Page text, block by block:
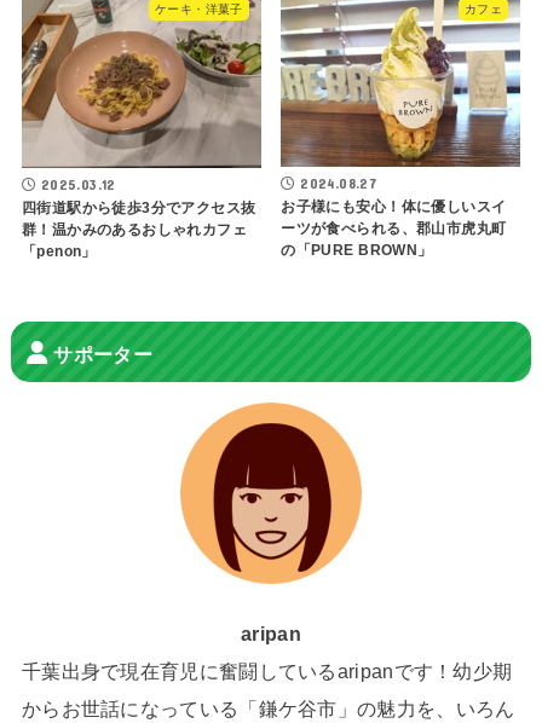
ケーキ・洋菓子
2025.03.12
四街道駅から徒歩3分でアクセス抜
群！温かみのあるおしゃれカフェ
「penon」
カフェ
2024.08.27
お子様にも安心！体に優しいスイ
ーツが食べられる、郡山市虎丸町
の「PURE BROWN」
サポーター
aripan
千葉出身で現在育児に奮闘しているaripanです！幼少期
からお世話になっている「鎌ケ谷市」の魅力を、いろん